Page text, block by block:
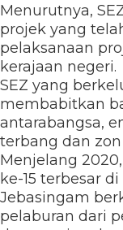
Menurutnya,
projek yang
pelaksanaan
kerajaan negeri.
SEZ yang
membabitkan
antarabangsa,
terbang dan
Menjelang
ke-15 terbesar
Jebasingam
pelaburan dari